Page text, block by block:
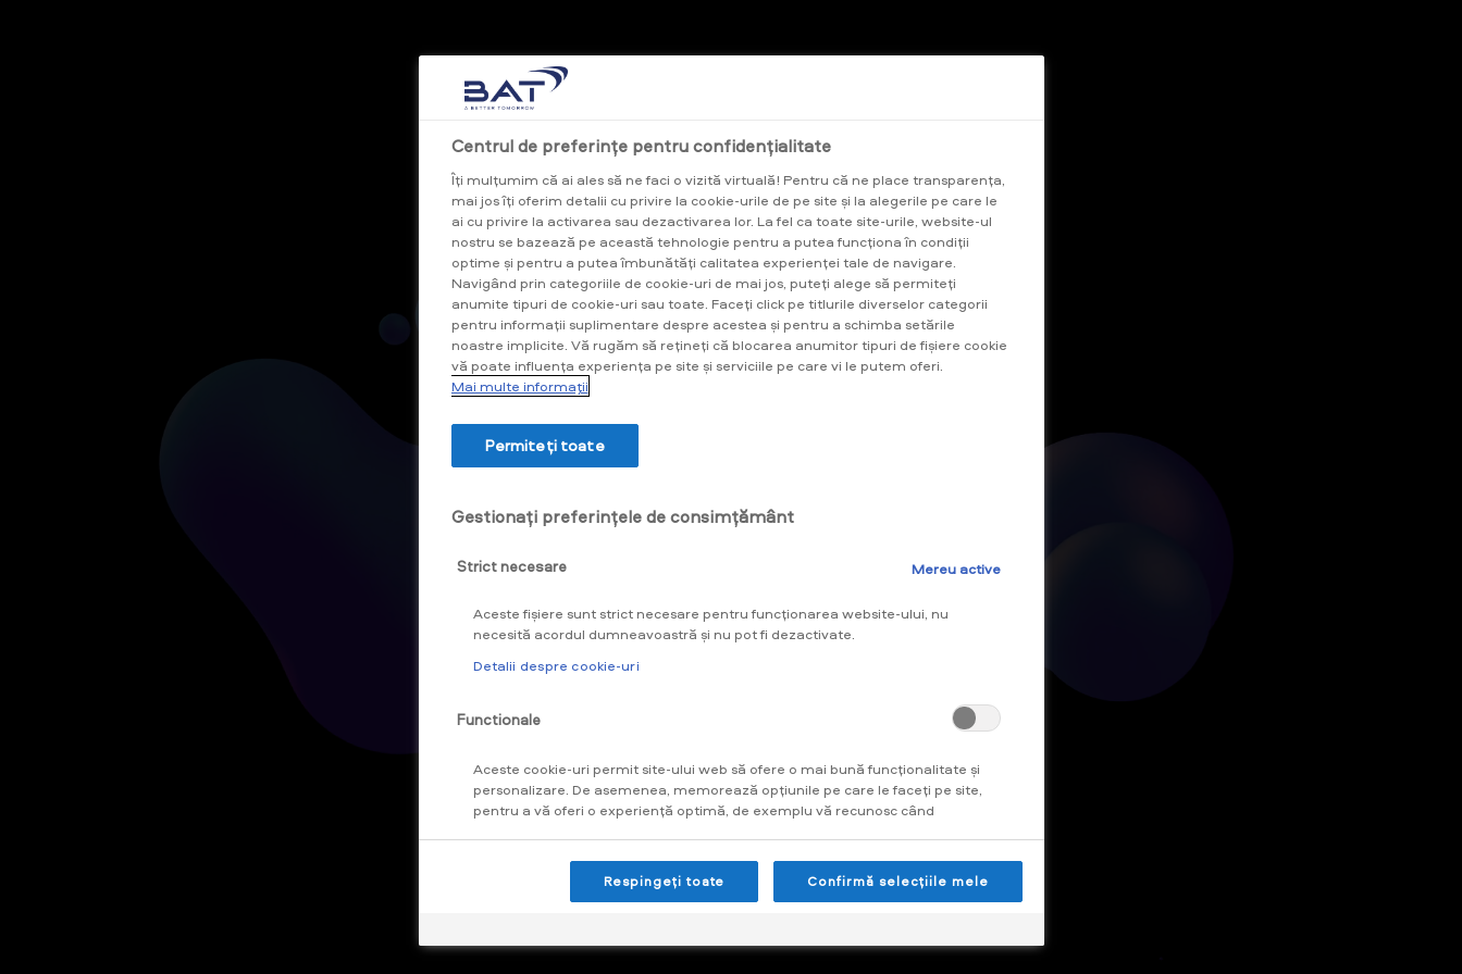
x
Centrul de preferințe pentru confidențialitate
Îți mulțumim că ai ales să ne faci o vizită virtuală! Pentru că ne place transparența,
mai jos îți oferim detalii cu privire la cookie-urile de pe site și la alegerile pe care le
ai cu privire la activarea sau dezactivarea lor. La fel ca toate site-urile, website-ul
nostru se bazează pe această tehnologie pentru a putea funcționa în condiții
optime și pentru a putea îmbunătăți calitatea experienței tale de navigare.
Navigând prin categoriile de cookie-uri de mai jos, puteți alege să permiteți
anumite tipuri de cookie-uri sau toate. Faceți click pe titlurile diverselor categorii
pentru informații suplimentare despre acestea și pentru a schimba setările
noastre implicite. Vă rugăm să rețineți că blocarea anumitor tipuri de fișiere cookie
vă poate influența experiența pe site și serviciile pe care vi le putem oferi.
Mai multe informaţii
Permiteți toate
Gestionați preferințele de consimțământ
Strict necesare Mereu active
Aceste fișiere sunt strict necesare pentru funcționarea website-ului, nu
necesită acordul dumneavoastră și nu pot fi dezactivate.
Detalii despre cookie-uri‎
Functionale
Aceste cookie-uri permit site-ului web să ofere o mai bună funcționalitate și
personalizare. De asemenea, memorează opțiunile pe care le faceți pe site,
pentru a vă oferi o experiență optimă, de exemplu vă recunosc când
Detalii despre cookie-uri‎
Respingeți toate Confirmă selecțiile mele